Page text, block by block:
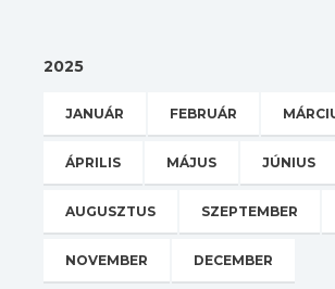
2025
JANUÁR FEBRUÁR
ÁPRILIS MÁJUS JÚNIUS
AUGUSZTUS SZEPTEMBER
NOVEMBER DECEMBER